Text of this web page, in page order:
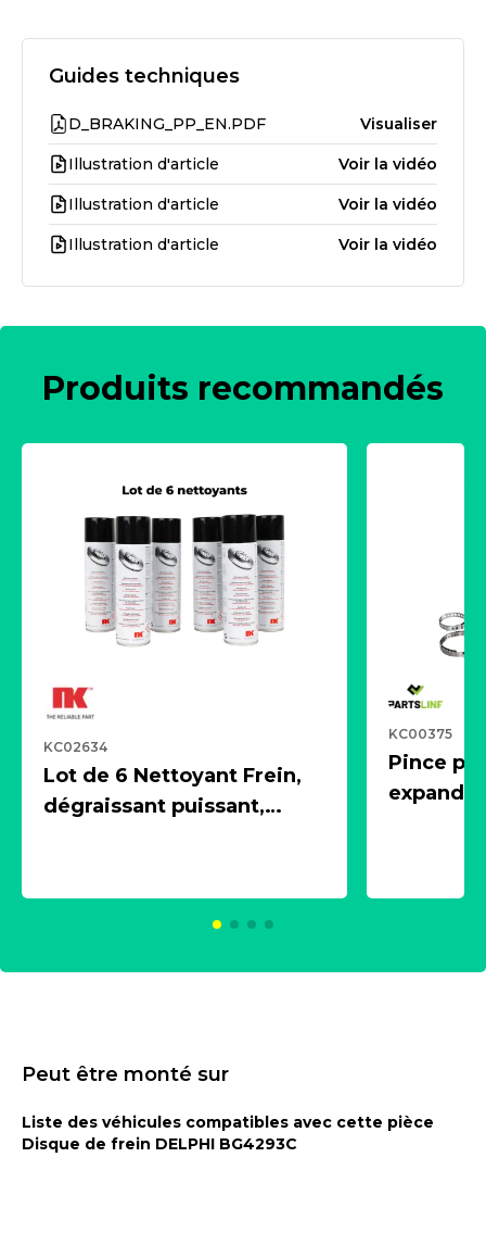
Guides techniques
D_BRAKING_PP_EN.PDF Visualiser
Illustration d'article Voir la vidéo
Illustration d'article Voir la vidéo
Illustration d'article Voir la vidéo
Produits recommandés
KC02634
Lot de 6 Nettoyant Frein,
dégraissant puissant,
KC00375
Pince
Peut être monté sur
Liste des véhicules compatibles avec cette pièce
Disque de frein DELPHI BG4293C